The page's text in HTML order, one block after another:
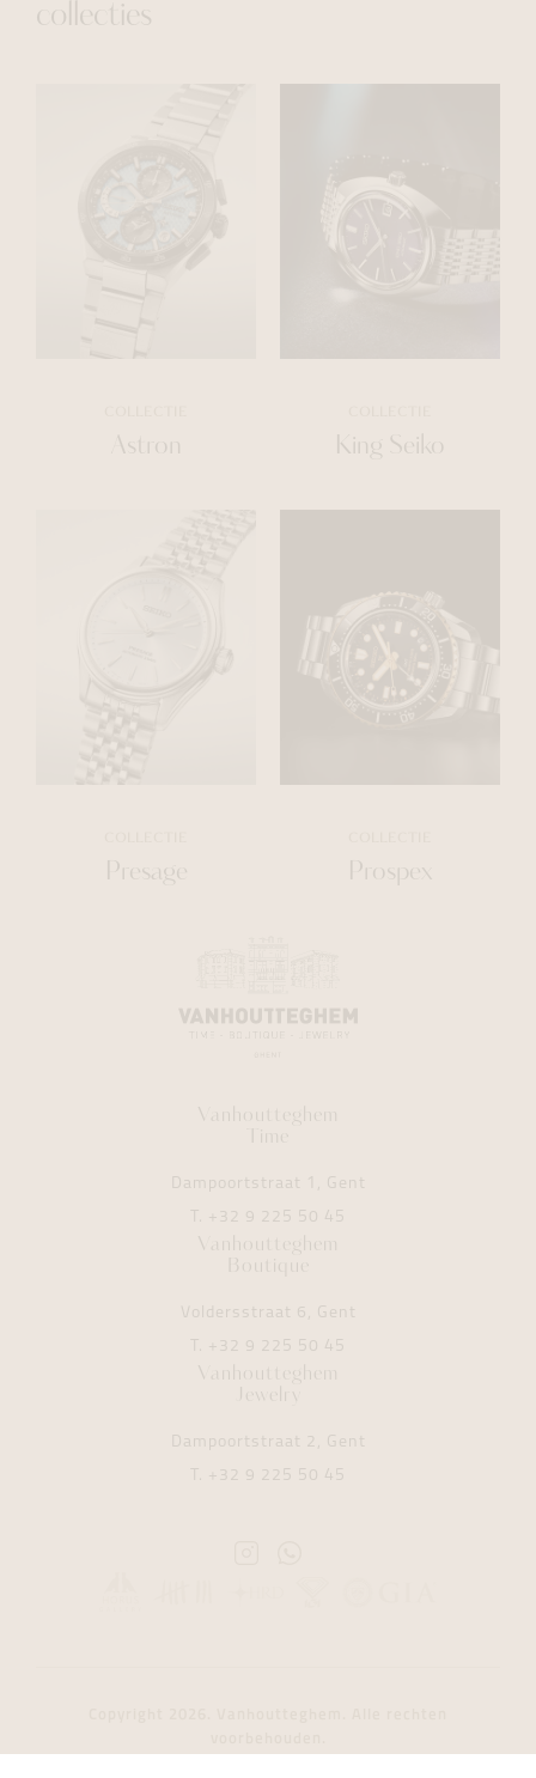
collecties
Astron King Seiko
Presage Prospex
Vanhoutteghem
Time
Dampoortstraat 1, Gent
T. +32 9 225 50 45
Vanhoutteghem
Boutique
Voldersstraat 6, Gent
T. +32 9 225 50 45
Vanhoutteghem
Jewelry
Dampoortstraat 2, Gent
T. +32 9 225 50 45